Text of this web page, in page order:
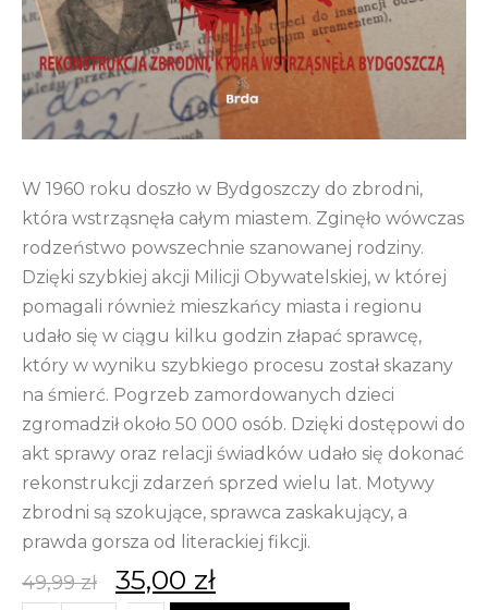
W 1960 roku doszło w Bydgoszczy do zbrodni,
która wstrząsnęła całym miastem. Zginęło wówczas
rodzeństwo powszechnie szanowanej rodziny.
Dzięki szybkiej akcji Milicji Obywatelskiej, w której
pomagali również mieszkańcy miasta i regionu
udało się w ciągu kilku godzin złapać sprawcę,
który w wyniku szybkiego procesu został skazany
na śmierć. Pogrzeb zamordowanych dzieci
zgromadził około 50 000 osób. Dzięki dostępowi do
akt sprawy oraz relacji świadków udało się dokonać
rekonstrukcji zdarzeń sprzed wielu lat. Motywy
zbrodni są szokujące, sprawca zaskakujący, a
prawda gorsza od literackiej fikcji.
49,99zł 35,00 zł